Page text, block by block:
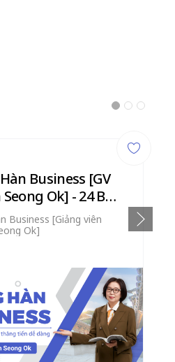
Business [GV
Ok] - 24 Bài
Business [Giảng viên
Ok]